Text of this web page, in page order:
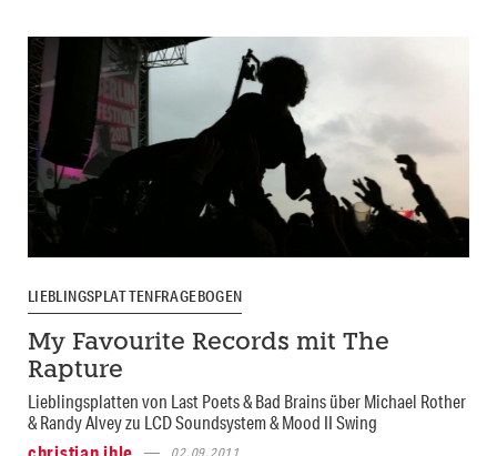
LIEBLINGSPLATTENFRAGEBOGEN
My Favourite Records mit The
Rapture
Lieblingsplatten von Last Poets & Bad Brains über Michael Rother
& Randy Alvey zu LCD Soundsystem & Mood II Swing